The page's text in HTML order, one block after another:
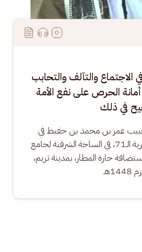
الاجتماع والتآلف والتحابب
الحرص على نفع الأمة
في ذلك
عمر بن محمد بن حفيظ في
جلسة الجمعة الشهرية الـ71، في الساحة الشرقية لجامع
حارة المطار، بمدينة تريم،